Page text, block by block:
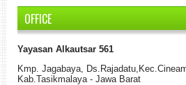
OFFICE
Yayasan Alkautsar 561
Kmp. Jagabaya Ds. Rajadatu
Kab Tasikmalaya - Jawa Barat